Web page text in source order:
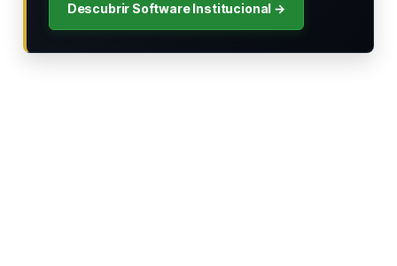
Descubrir Software Institucional →